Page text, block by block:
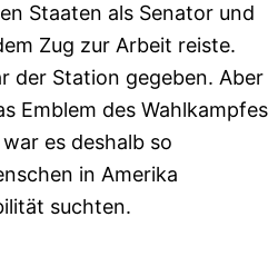
Staaten als Senator und
Zug zur Arbeit reiste.
der Station gegeben. Aber
Emblem des Wahlkampfes
es deshalb so
in Amerika
suchten.